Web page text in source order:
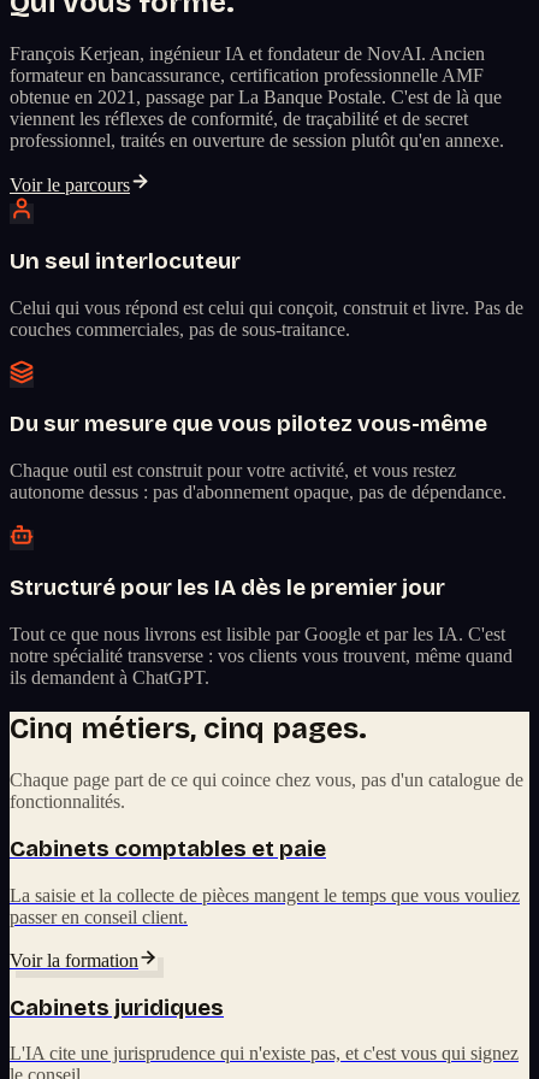
François Kerjean, ingénieur IA et fondateur de NovAI. Ancien
formateur en bancassurance, certification professionnelle AMF
obtenue en 2021, passage par La Banque Postale. C'est de là que
viennent les réflexes de conformité, de traçabilité et de secret
professionnel, traités en ouverture de session plutôt qu'en annexe.
Voir le parcours
Un seul interlocuteur
Celui qui vous répond est celui qui conçoit, construit et livre. Pas de
couches commerciales, pas de sous-traitance.
Du sur mesure que vous pilotez vous-même
Chaque outil est construit pour votre activité, et vous restez
autonome dessus : pas d'abonnement opaque, pas de dépendance.
Structuré pour les IA dès le premier jour
Tout ce que nous livrons est lisible par Google et par les IA. C'est
notre spécialité transverse : vos clients vous trouvent, même quand
ils demandent à ChatGPT.
Cinq métiers, cinq pages.
Chaque page part de ce qui coince chez vous, pas d'un catalogue de
fonctionnalités.
Cabinets comptables et paie
La saisie et la collecte de pièces mangent le temps que vous vouliez
passer en conseil client.
Voir la formation
Cabinets juridiques
L'IA cite une jurisprudence qui n'existe pas, et c'est vous qui signez